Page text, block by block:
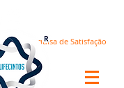
Pesquisa de Satisfação